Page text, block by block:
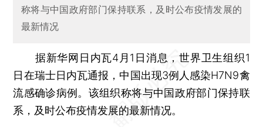
称将与中国政府部门保持联系，及时公布疫情发展的
最新情况
据新华网日内瓦4月1日消息，世界卫生组织1
日在瑞士日内瓦通报，中国出现3例人感染H7N9禽
流感确诊病例。该组织称将与中国政府部门保持联
系，及时公布疫情发展的最新情况。